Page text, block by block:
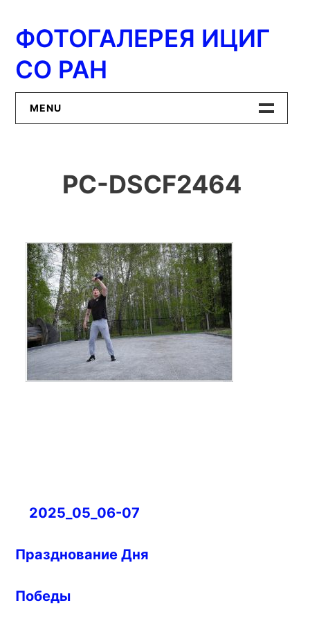
содержимому
ФОТОГАЛЕРЕЯ ИЦИГ
СО РАН
MENU
ИЦиГ СО РАН
PC-DSCF2464
Навигация
записям
2025_05_06-07
Празднование Дня
Победы